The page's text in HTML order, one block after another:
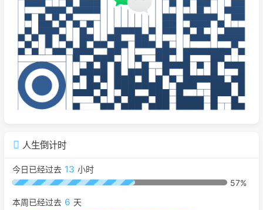
人生倒计时
今日已经过去 13 小时
57%
本周已经过去 6 天